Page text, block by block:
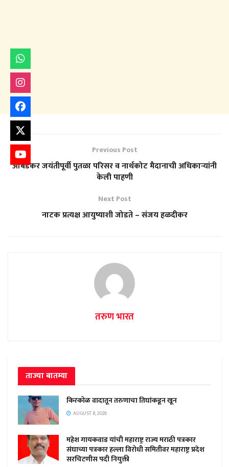
Previous Post
आंबेडकर जयंतीपूर्वी पुतळा परिसर व नार्थकोट मैदानाची अधिकाऱ्यांनी
केली पाहणी
Next Post
नाटक प्रत्यक्ष आयुष्याशी जोडते – संजय हळदीकर
तरुण भारत
ताज्या बातम्या
किरकोळ वादातून तरुणाचा तिघांकडून खून
AUGUST 8, 2026
महेश गायकवाड यांची महाराष्ट्र राज्य मराठी पत्रकार
संघाच्या पत्रकार हल्ला विरोधी समितीवर महाराष्ट्र प्रदेश
सरचिटणीस पदी नियुक्ती